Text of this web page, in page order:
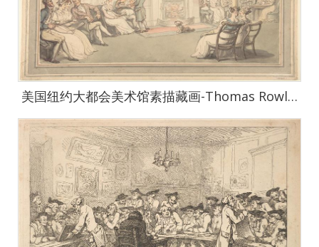
美国纽约大都会美术馆素描藏画-Thomas RowlandsonThe Reception-1627